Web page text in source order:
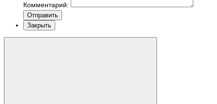
Комментарий:
Отправить
Закрыть